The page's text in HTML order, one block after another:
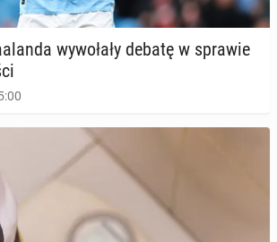
wy­wo­ła­ły debatę w sprawie